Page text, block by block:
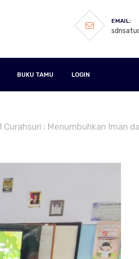
EMAIL:
BUKU TAMU LOGIN
: Menumbuhkan Iman